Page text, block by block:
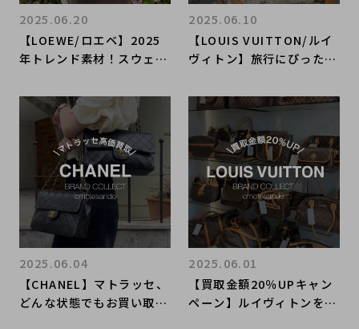
【LOEWE/ロエベ】2025
年トレンド素材！スウェー
0％アップキャンペーン開
2025.06.20
【LOUIS VUITTON/ルイ
ヴィトン】旅行にぴった
2025.06.10
【CHANEL】マトラッセ、
どんな状態でもお買い取り
2025.06.04
【買取金額20％UPキャン
ペーン】ルイヴィトンを売
2025.06.01